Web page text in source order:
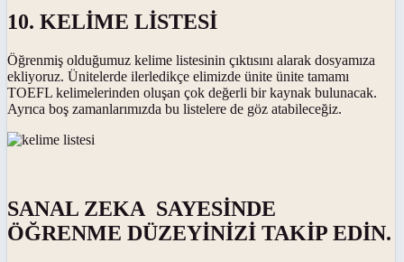
10. KELİME LİSTESİ
Öğrenmiş olduğumuz kelime listesinin çıktısını alarak dosyamıza
ekliyoruz. Ünitelerde ilerledikçe elimizde ünite ünite tamamı
TOEFL kelimelerinden oluşan çok değerli bir kaynak bulunacak.
Ayrıca boş zamanlarımızda bu listelere de göz atabileceğiz.
SANAL ZEKA SAYESİNDE
ÖĞRENME DÜZEYİNİZİ TAKİP EDİN.